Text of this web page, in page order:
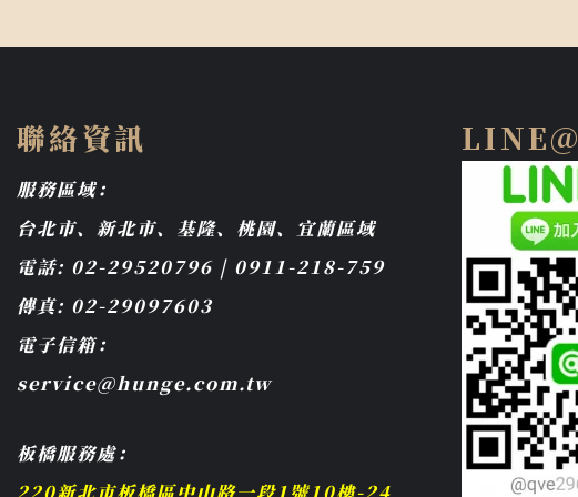
聯絡資訊
服務區域：
台北市、新北市、基隆、桃園、宜蘭區域
電話: 02-29520796 | 0911-218-759
傳真: 02-29097603
電子信箱：
service@hunge.com.tw
板橋服務處：
LINE@